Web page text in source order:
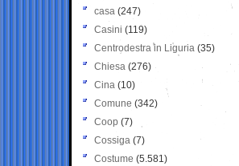
casa (247)
Casini (119)
Centrodestra in Liguria (35)
Chiesa (276)
Cina (10)
Comune (342)
Coop (7)
Cossiga (7)
Costume (5.581)